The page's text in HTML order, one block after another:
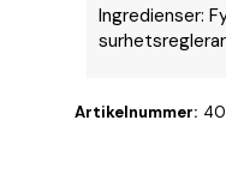
Ingredienser:
Artikelnummer: